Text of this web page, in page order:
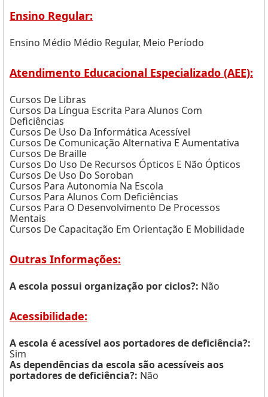
Ensino Regular:
Ensino Médio Médio Regular, Meio Período
Atendimento Educacional Especializado (AEE):
Cursos De Libras
Cursos Da Língua Escrita Para Alunos Com
Deficiências
Cursos De Uso Da Informática Acessível
Cursos De Comunicação Alternativa E Aumentativa
Cursos De Braille
Cursos Do Uso De Recursos Ópticos E Não Ópticos
Cursos De Uso Do Soroban
Cursos Para Autonomia Na Escola
Cursos Para Alunos Com Deficiências
Cursos Para O Desenvolvimento De Processos
Mentais
Cursos De Capacitação Em Orientação E Mobilidade
Outras Informações:
A escola possui organização por ciclos?: Não
Acessibilidade:
A escola é acessível aos portadores de deficiência?:
Sim
As dependências da escola são acessíveis aos
portadores de deficiência?: Não